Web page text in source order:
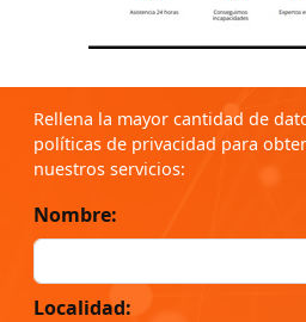
Rellena la mayor cantidad de
políticas de privacidad para
nuestros servicios:
Nombre:
Localidad: